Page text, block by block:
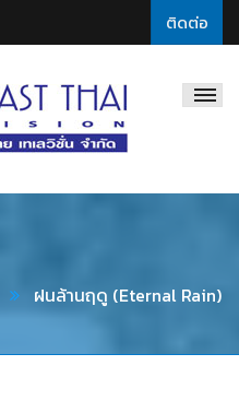
ติดต่อ
ฝนล้านฤดู (Eternal Rain)